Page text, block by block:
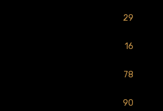
29
16
78
90